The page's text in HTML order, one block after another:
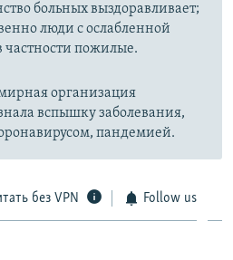
больных выздоравливает;
люди с ослабленной
пожилые.
организация
вспышку заболевания,
пандемией.
без VPN Follow us